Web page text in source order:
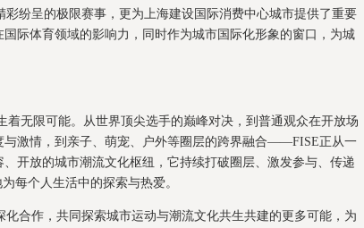
彩纷呈的极限赛事，更为上海建设国际消费中心城市提供了重要
际体育领域的影响力，同时作为城市国际化形象的窗口，为城
着无限可能。从世界顶尖选手的巅峰对决，到普通观众在开放场
与激情，到亲子、萌宠、户外等圈层的跨界融合——FISE正从一
开放的城市潮流文化枢纽，它持续打破圈层、激发参与、传递
每个人生活中的探索与热爱。
化合作，共同探索城市运动与潮流文化共生共建的更多可能，为